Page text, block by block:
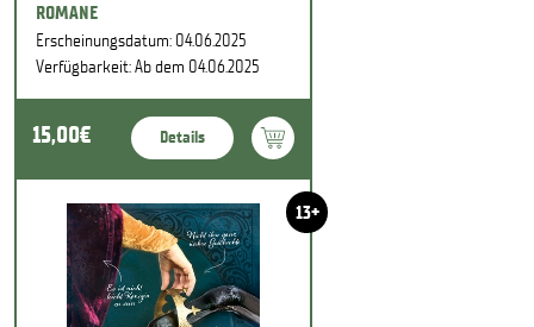
ROMANE
Erscheinungsdatum: 04.06.2025
Verfügbarkeit: Ab dem 04.06.2025
15,00€ Details
13+